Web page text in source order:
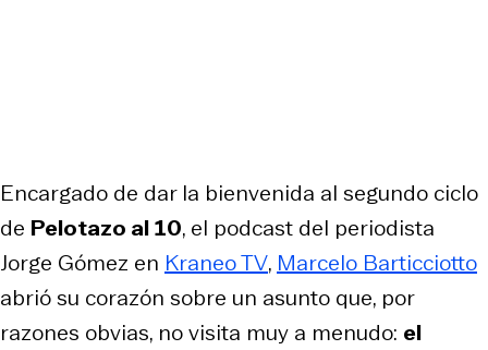
Encargado de dar la bienvenida al segundo ciclo
de Pelotazo al 10, el podcast del periodista
Jorge Gómez en Kraneo TV, Marcelo Barticciotto
abrió su corazón sobre un asunto que, por
razones obvias, no visita muy a menudo: el